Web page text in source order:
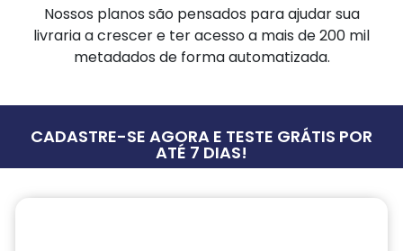
Nossos planos são pensados para ajudar sua
livraria a crescer e ter acesso a mais de 200 mil
metadados de forma automatizada.
CADASTRE-SE AGORA E TESTE GRÁTIS POR
ATÉ 7 DIAS!